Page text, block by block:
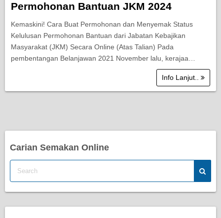
Permohonan Bantuan JKM 2024
Kemaskini! Cara Buat Permohonan dan Menyemak Status
Kelulusan Permohonan Bantuan dari Jabatan Kebajikan
Masyarakat (JKM) Secara Online (Atas Talian) Pada
pembentangan Belanjawan 2021 November lalu, kerajaa…
Info Lanjut..
Carian Semakan Online